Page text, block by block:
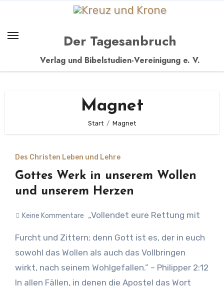
springen
Der Tagesanbruch
Verlag und Bibelstudien-Vereinigung e. V.
Magnet
Start Magnet
Des Christen Leben und Lehre
Gottes Werk in unserem Wollen
und unserem Herzen
Keine Kommentare „Vollendet eure Rettung mit
Furcht und Zittern; denn Gott ist es, der in euch
sowohl das Wollen als auch das Vollbringen
wirkt, nach seinem Wohlgefallen.” – Philipper 2:12
In allen Fällen, in denen die Apostel das Wort